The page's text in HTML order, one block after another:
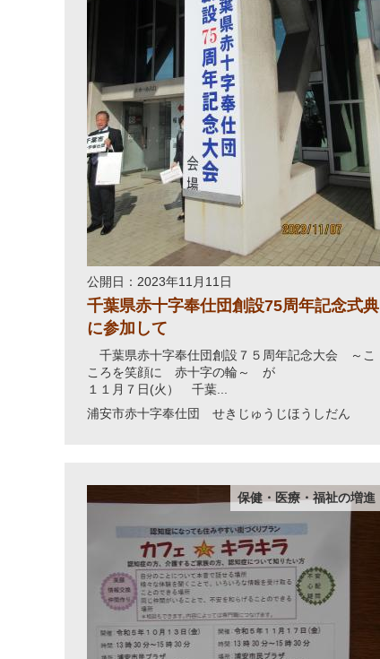
公開日：2023年11月11日
千葉県赤十字奉仕団創設75周年記念式典
に参加して
千葉県赤十字奉仕団創設７５周年記念大会 ～こ
ころを笑顔に 赤十字の輪～ が
１１月７日(火） 千葉...
浦安市赤十字奉仕団 せきじゅうじほうしだん
保健・医療・福祉の増進